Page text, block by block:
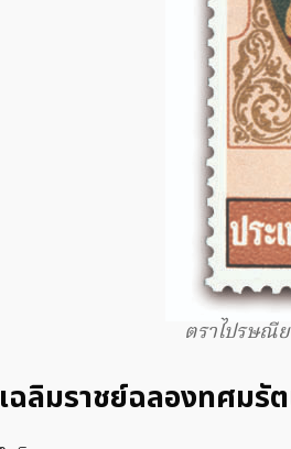
ตราไปรษณี
เฉลิมราชย์ฉลองทศมรั